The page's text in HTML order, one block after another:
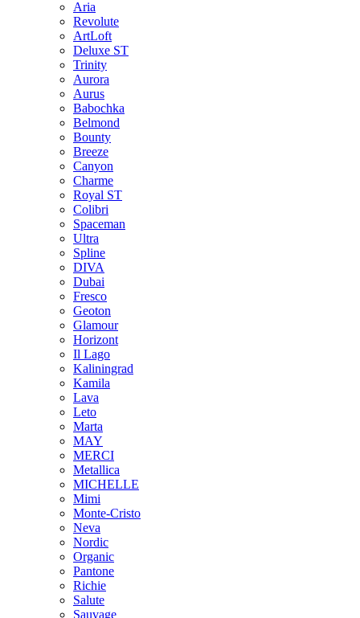
Aria
Revolute
ArtLoft
Deluxe ST
Trinity
Aurora
Aurus
Babochka
Belmond
Bounty
Breeze
Canуon
Charme
Royal ST
Colibri
Spaceman
Ultra
Spline
DIVA
Dubai
Fresco
Geoton
Glamour
Horizont
Il Lago
Kaliningrad
Kamila
Lava
Leto
Marta
MAY
MERCI
Metallica
MICHELLE
Mimi
Monte-Cristo
Neva
Nordic
Organic
Pantone
Richie
Salute
Sauvage